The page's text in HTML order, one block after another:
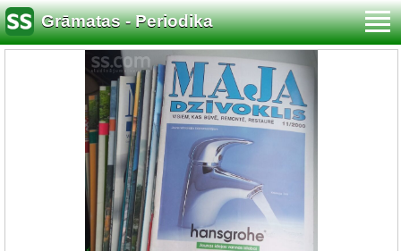
Grāmatas - Periodika